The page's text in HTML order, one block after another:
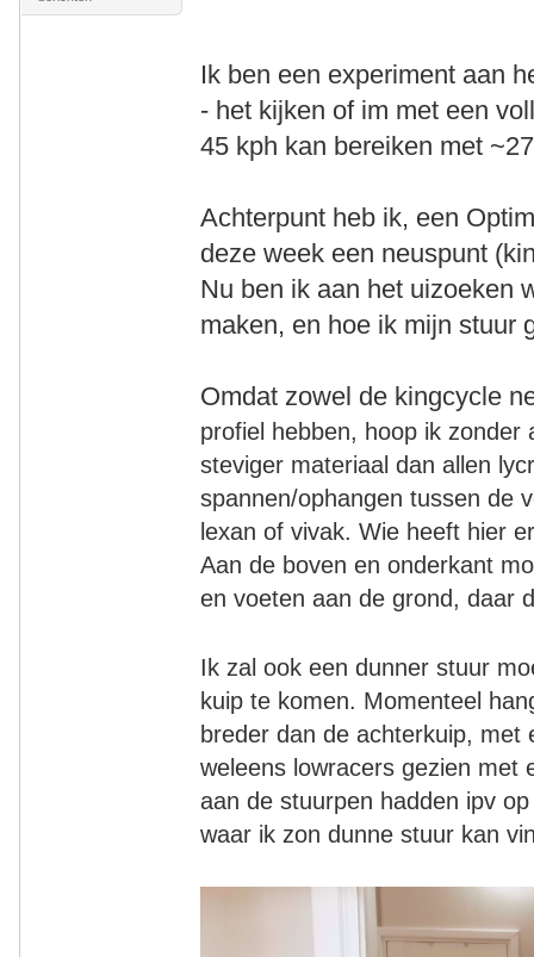
Ik ben een experiment aan
- het kijken of im met een
45 kph kan bereiken met
Achterpunt heb ik, een
deze week een neuspunt
Nu ben ik aan het uizoeken
maken, en hoe ik mijn stuur
Omdat zowel de kingcycle
profiel hebben, hoop ik zonder
steviger materiaal dan allen
spannen/ophangen tussen de
lexan of vivak. Wie heeft hier
Aan de boven en onderkant
en voeten aan de grond, daar
Ik zal ook een dunner stuur
kuip te komen. Momenteel
breder dan de achterkuip,
weleens lowracers gezien met
aan de stuurpen hadden ipv
waar ik zon dunne stuur kan